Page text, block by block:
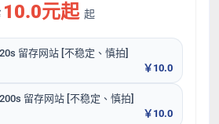
10.0元起 起
留存网站 [不稳定、慎拍]
￥10.0
留存网站 [不稳定、慎拍]
￥10.0